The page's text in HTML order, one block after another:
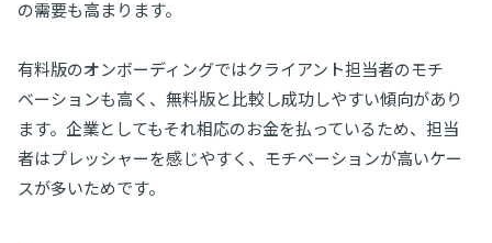
の需要も高まります。
有料版のオンボーディングではクライアント担当者のモチ
ベーションも高く、無料版と比較し成功しやすい傾向があり
ます。企業としてもそれ相応のお金を払っているため、担当
者はプレッシャーを感じやすく、モチベーションが高いケー
スが多いためです。